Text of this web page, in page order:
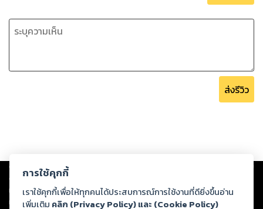
ส่งรีวิว
Copyright © 2026
ต่อผลงานหรือเนื้อหาใดที่อัปโหลดผ่านเว็บไซต์และปรากฏว่าละเมิดสิทธิใน
ทรัพย์สินทางปัญญาของบุคคลอื่นหรือขัดต่อกฎหมายและศีลธรรม ดังนั้น ผู้อ่าน
ทุกท่านโปรดใช้วิจารณญาณในการกลั่นกรองด้วยตนเอง และหากท่านพบว่าส่วน
การใช้คุกกี้
เราใช้คุกกี้เพื่อให้ทุกคนได้ประสบการณ์การใช้งานที่ดียิ่งขึ้นอ่าน
เพิ่มเติม คลิก (Privacy Policy) และ (Cookie Policy)